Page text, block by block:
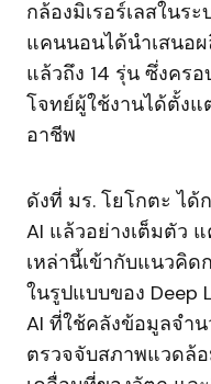
กล้องมิเรอร์เลสในร
แคนนอนได้นำเสนอผ
แล้วถึง 14 รุ่น ซึ่งคร
โจทย์ผู้ใช้งานได้ตั้ง
อาชีพ
ดังที่ มร. โยโกตะ ได้
AI แล้วอย่างเต็มตัว
เหล่านี้เข้ากับแนวคิ
ในรูปแบบของ Deep
AI ที่ใช้คลังข้อมูลจำ
ตรวจจับสภาพแวดล้